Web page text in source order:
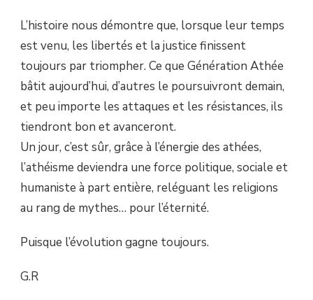
L’histoire nous démontre que, lorsque leur temps
est venu, les libertés et la justice finissent
toujours par triompher. Ce que Génération Athée
bâtit aujourd’hui, d’autres le poursuivront demain,
et peu importe les attaques et les résistances, ils
tiendront bon et avanceront.
Un jour, c’est sûr, grâce à l’énergie des athées,
l’athéisme deviendra une force politique, sociale et
humaniste à part entière, reléguant les religions
au rang de mythes… pour l’éternité.
Puisque l’évolution gagne toujours.
G.R